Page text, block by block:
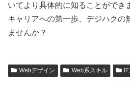
いてより具体的に知ることができ
キャリアへの第一歩、デジハクの
ませんか？
Webデザイン Web系スキル